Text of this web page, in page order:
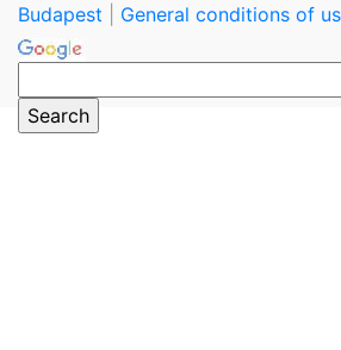
Budapest
General conditions of